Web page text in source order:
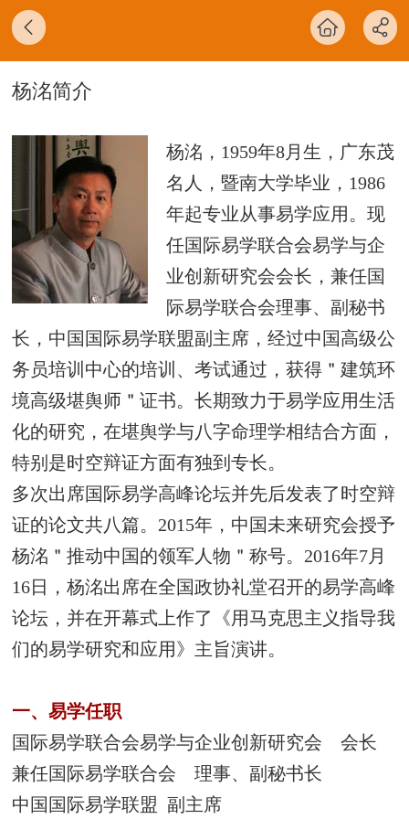
杨洺简介
杨洺 ，1959年8月生，广东茂
名人，暨南大学毕业，1986
年起专业从事易学应用。现
任国际易学联合会易学与企
业创新研究会会长，兼任国
际易学联合会理事、副秘书
长，中国国际易学联盟副主席，经过中国高级公
务员培训中心的培训、考试通过，获得＂建筑环
境高级堪舆师＂证书。长期致力于易学应用生活
化的研究，在堪舆学与八字命理学相结合方面，
特别是时空辩证方面有独到专长。
多次出席国际易学高峰论坛并先后发表了时空辩
证的论文共八篇。2015年，中国未来研究会授予
杨洺＂推动中国的领军人物＂称号。2016年7月
16日，杨洺出席在全国政协礼堂召开的易学高峰
论坛，并在开幕式上作了《用马克思主义指导我
们的易学研究和应用》主旨演讲。
一、易学任职
国际易学联合会易学与企业创新研究会 会长
兼任国际易学联合会 理事、副秘书长
中国国际易学联盟 副主席